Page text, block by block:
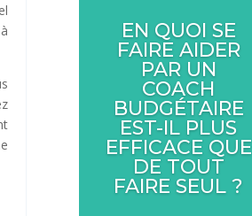
EN QUOI SE
FAIRE AIDER
PAR UN
COACH
BUDGÉTAIRE
EST-IL PLUS
EFFICACE QUE
DE TOUT
FAIRE SEUL ?